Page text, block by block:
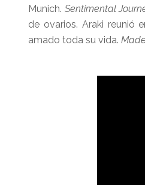
Munich. Sentimental
de ovarios. Araki reunió
amado toda su vida.